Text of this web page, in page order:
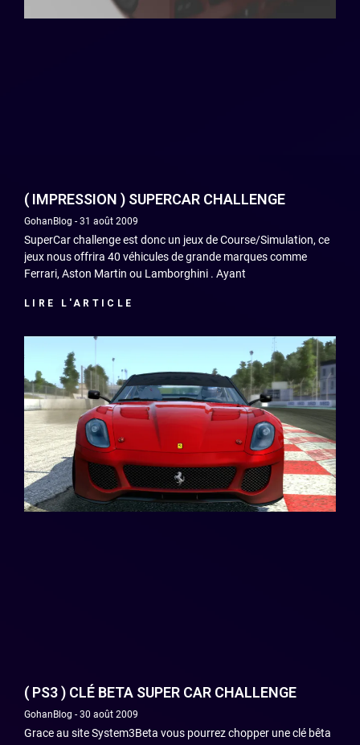
( IMPRESSION ) SUPERCAR CHALLENGE
GohanBlog 31 août 2009
SuperCar challenge est donc un jeux de Course/Simulation, ce
jeux nous offrira 40 véhicules de grande marques comme
Ferrari, Aston Martin ou Lamborghini . Ayant
LIRE L'ARTICLE
( PS3 ) CLÉ BETA SUPER CAR CHALLENGE
GohanBlog 30 août 2009
Grace au site System3Beta vous pourrez chopper une clé bêta